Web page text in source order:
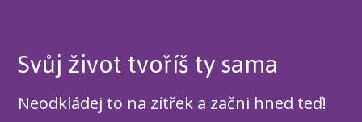
Svůj život tvoříš ty sama
Neodkládej to na zítřek a začni hned teď!